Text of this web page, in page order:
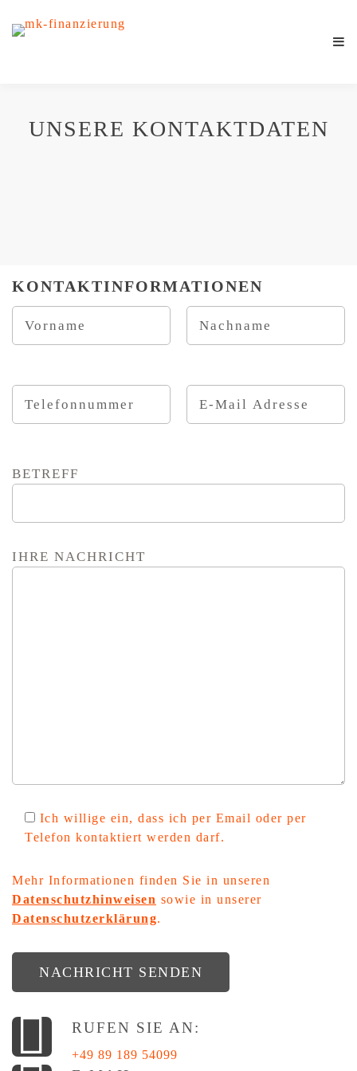
UNSERE KONTAKTDATEN
KONTAKTINFORMATIONEN
BETREFF
IHRE NACHRICHT
Ich willige ein, dass ich per Email oder per
Telefon kontaktiert werden darf.
Mehr Informationen finden Sie in unseren
Datenschutzhinweisen sowie in unserer
Datenschutzerklärung.
NACHRICHT SENDEN
RUFEN SIE AN:
+49 89 189 54099